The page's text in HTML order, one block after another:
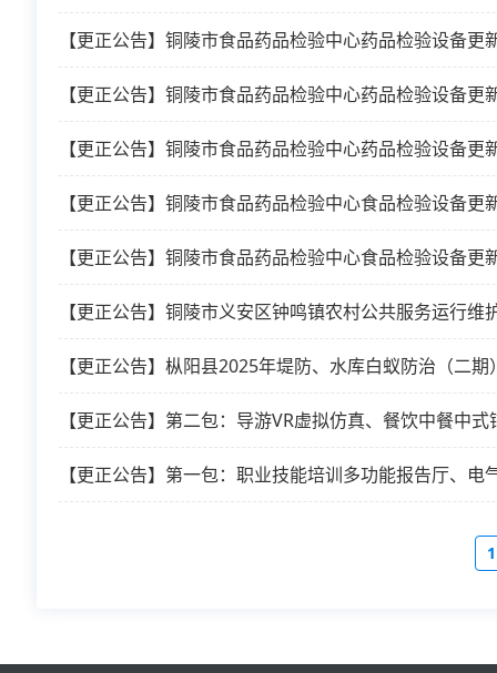
【更正公告】铜陵市食品药品检验中心食品检验设备
【更正公告】铜陵市食品药品检验中心食品检验设备
【更正公告】铜陵市义安区钟鸣镇农村公共服务运行
【更正公告】枞阳县2025年堤防、水库白蚁防治（二
【更正公告】第二包：导游VR虚拟仿真、餐饮中餐中
【更正公告】第一包：职业技能培训多功能报告厅、
1